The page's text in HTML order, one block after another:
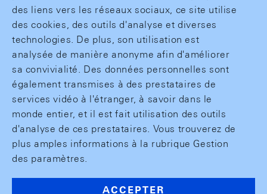
des liens vers les réseaux sociaux, ce site utilise
des cookies, des outils d'analyse et diverses
technologies. De plus, son utilisation est
analysée de manière anonyme afin d'améliorer
sa convivialité. Des données personnelles sont
également transmises à des prestataires de
services vidéo à l'étranger, à savoir dans le
monde entier, et il est fait utilisation des outils
d'analyse de ces prestataires. Vous trouverez de
plus amples informations à la rubrique Gestion
des paramètres.
ACCEPTER